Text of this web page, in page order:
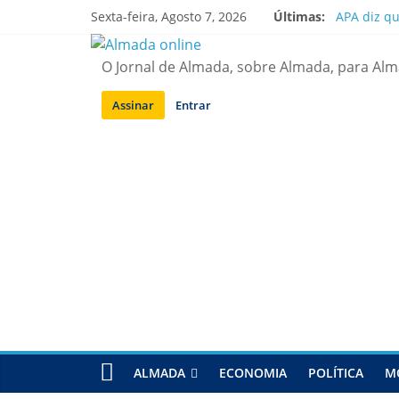
Sexta-feira, Agosto 7, 2026 Últimas:
APA diz
Ponte
Situação
O Jornal de Almada, sobre Almada, para
Assinar Entrar
ALMADA ECONOMIA POLÍTICA